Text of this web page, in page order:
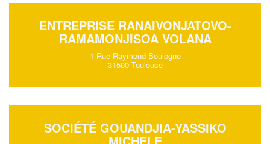
ENTREPRISE RANAIVONJATOVO-
RAMAMONJISOA VOLANA
1 Rue Raymond Boulogne
31500 Toulouse
SOCIÉTÉ GOUANDJIA-YASSIKO
MICHELE